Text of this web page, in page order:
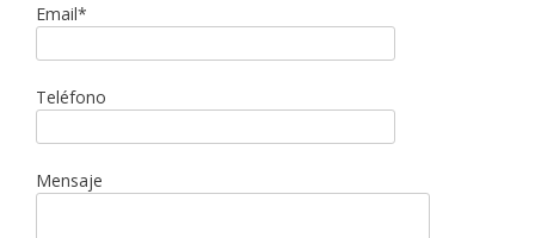
Email*
Teléfono
Mensaje